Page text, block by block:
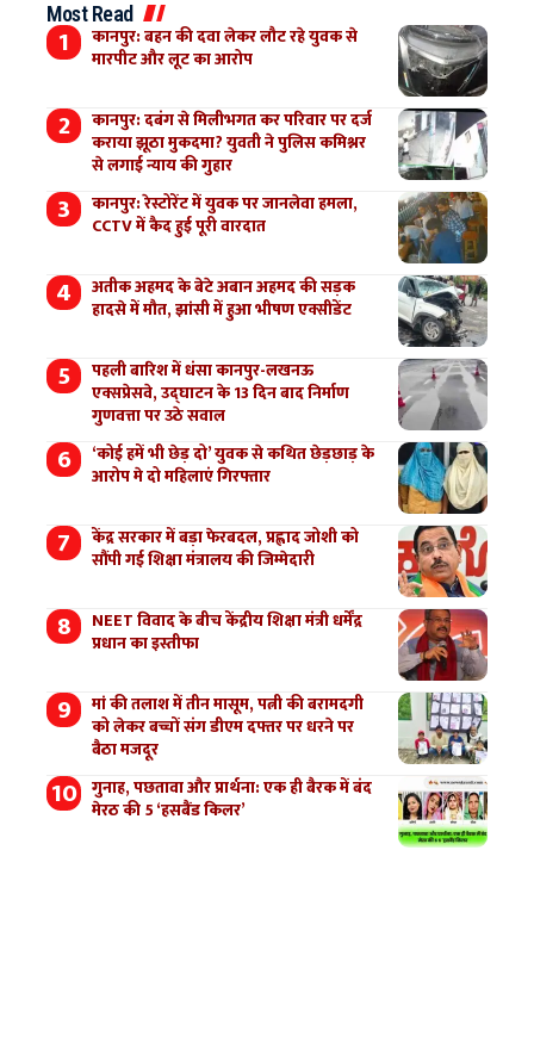
Most Read
कानपुर: बहन की दवा लेकर लौट रहे युवक से
मारपीट और लूट का आरोप
कानपुर: दबंग से मिलीभगत कर परिवार पर दर्ज
कराया झूठा मुकदमा? युवती ने पुलिस कमिश्नर
से लगाई न्याय की गुहार
कानपुर: रेस्टोरेंट में युवक पर जानलेवा हमला,
CCTV में कैद हुई पूरी वारदात
अतीक अहमद के बेटे अबान अहमद की सड़क
हादसे में मौत, झांसी में हुआ भीषण एक्सीडेंट
पहली बारिश में धंसा कानपुर-लखनऊ
एक्सप्रेसवे, उद्घाटन के 13 दिन बाद निर्माण
गुणवत्ता पर उठे सवाल
‘कोई हमें भी छेड़ दो’ युवक से कथित छेड़छाड़ के
आरोप मे दो महिलाएं गिरफ्तार
केंद्र सरकार में बड़ा फेरबदल, प्रह्लाद जोशी को
सौंपी गई शिक्षा मंत्रालय की जिम्मेदारी
NEET विवाद के बीच केंद्रीय शिक्षा मंत्री धर्मेंद्र
प्रधान का इस्तीफा
मां की तलाश में तीन मासूम, पत्नी की बरामदगी
को लेकर बच्चों संग डीएम दफ्तर पर धरने पर
बैठा मजदूर
गुनाह, पछतावा और प्रार्थना: एक ही बैरक में बंद
मेरठ की 5 ‘हसबैंड किलर’